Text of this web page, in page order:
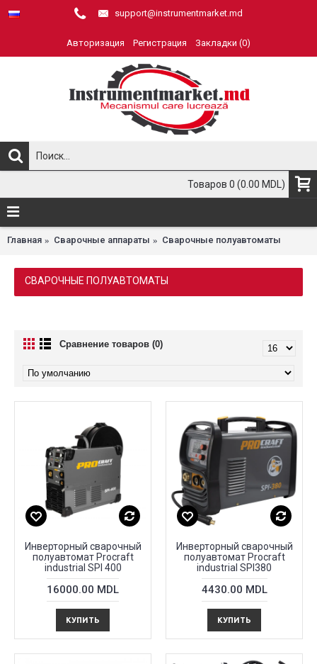
support@instrumentmarket.md
Авторизация Регистрация Закладки (0)
Товаров 0 (0.00 MDL)
Главная Сварочные аппараты Сварочные полуавтоматы
СВАРОЧНЫЕ ПОЛУАВТОМАТЫ
Сравнение товаров (0)
Инверторный сварочный
полуавтомат Procraft
industrial SPI 400
16000.00 MDL
КУПИТЬ
Инверторный сварочный
полуавтомат Procraft
industrial SPI380
4430.00 MDL
КУПИТЬ